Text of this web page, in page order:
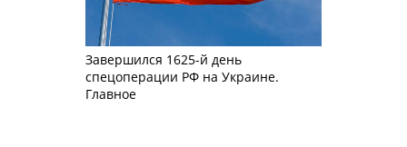
Завершился 1625-й день
спецоперации РФ на Украине.
Главное